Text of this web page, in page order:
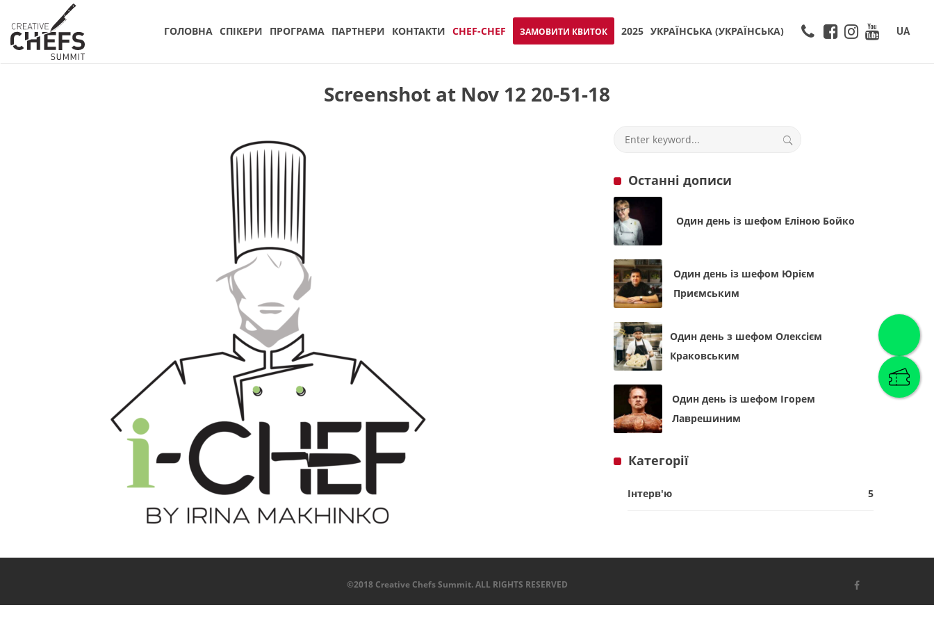
ГОЛОВНА СПIКЕРИ ПРОГРАМА ПАРТНЕРИ КОНТАКТИ CHEF-CHEF ЗАМОВИТИ КВИТОК 2025 УКРАЇНСЬКА (УКРАЇНСЬКА) UA
Screenshot at Nov 12 20-51-18
Останні дописи
Один день із шефом Еліною Бойко
Один день із шефом Юрієм
Приємським
Один день з шефом Олексієм
Краковським
Один день із шефом Ігорем
Лаврешиним
Категорії
Інтерв'ю 5
©2018 Creative Chefs Summit. ALL RIGHTS RESERVED